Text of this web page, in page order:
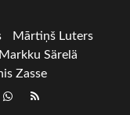
Mārtiņš Luters
Markku Särelä
Zasse
whatsapp
RSS